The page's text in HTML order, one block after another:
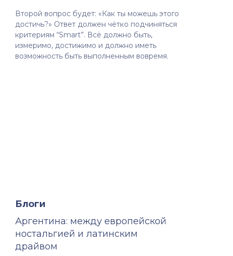
Второй вопрос будет: «Как ты можешь этого
достичь?» Ответ должен чётко подчиняться
критериям “Smart”. Всё должно быть,
измеримо, достижимо и должно иметь
возможность быть выполненным вовремя.
Блоги
Аргентина: между европейской
ностальгией и латинским
драйвом